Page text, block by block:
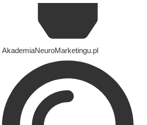
AkademiaNeuroMarketingu.pl